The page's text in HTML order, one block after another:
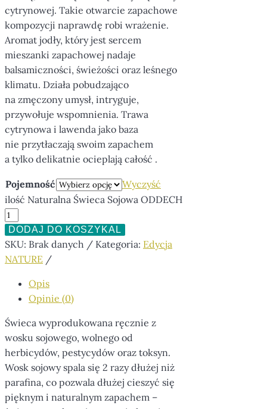
cytrynowej. Takie otwarcie zapachowe
kompozycji naprawdę robi wrażenie.
Aromat jodły, który jest sercem
mieszanki zapachowej nadaje
balsamiczności, świeżości oraz leśnego
klimatu. Działa pobudzająco
na zmęczony umysł, intryguje,
przywołuje wspomnienia. Trawa
cytrynowa i lawenda jako baza
nie przytłaczają swoim zapachem
a tylko delikatnie ocieplają całość .
Pojemność
Wyczyść
ilość Naturalna Świeca Sojowa ODDECH
DODAJ DO KOSZYKA
SKU: Brak danych Kategoria: Edycja
NATURE
Opis
Opinie (0)
Świeca wyprodukowana ręcznie z
wosku sojowego, wolnego od
herbicydów, pestycydów oraz toksyn.
Wosk sojowy spala się 2 razy dłużej niż
parafina, co pozwala dłużej cieszyć się
pięknym i naturalnym zapachem –